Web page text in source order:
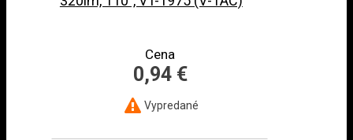
Cena
0,94 €
Vypredané